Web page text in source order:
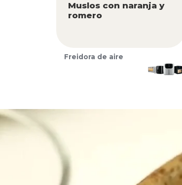
Muslos con naranja y
romero
Freidora de aire